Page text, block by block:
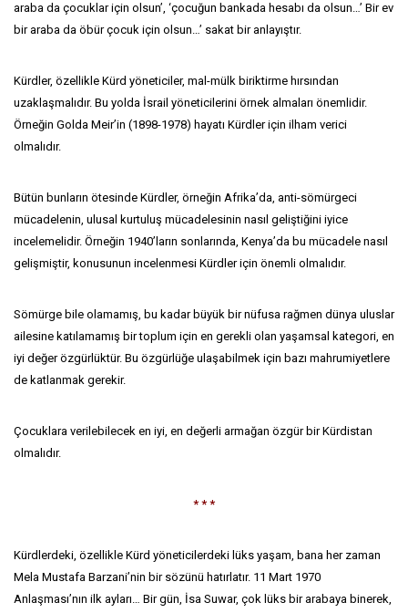
araba da çocuklar için olsun’, ‘çocuğun bankada hesabı da olsun…’ Bir ev
bir araba da öbür çocuk için olsun…’ sakat bir anlayıştır.
Kürdler, özellikle Kürd yöneticiler, mal-mülk biriktirme hırsından
uzaklaşmalıdır. Bu yolda İsrail yöneticilerini örnek almaları önemlidir.
Örneğin Golda Meir’in (1898-1978) hayatı Kürdler için ilham verici
olmalıdır.
Bütün bunların ötesinde Kürdler, örneğin Afrika’da, anti-sömürgeci
mücadelenin, ulusal kurtuluş mücadelesinin nasıl geliştiğini iyice
incelemelidir. Örneğin 1940’ların sonlarında, Kenya’da bu mücadele nasıl
gelişmiştir, konusunun incelenmesi Kürdler için önemli olmalıdır.
Sömürge bile olamamış, bu kadar büyük bir nüfusa rağmen dünya uluslar
ailesine katılamamış bir toplum için en gerekli olan yaşamsal kategori, en
iyi değer özgürlüktür. Bu özgürlüğe ulaşabilmek için bazı mahrumiyetlere
de katlanmak gerekir.
Çocuklara verilebilecek en iyi, en değerli armağan özgür bir Kürdistan
olmalıdır.
* * *
Kürdlerdeki, özellikle Kürd yöneticilerdeki lüks yaşam, bana her zaman
Mela Mustafa Barzani’nin bir sözünü hatırlatır. 11 Mart 1970
Anlaşması’nın ilk ayları… Bir gün, İsa Suwar, çok lüks bir arabaya binerek,